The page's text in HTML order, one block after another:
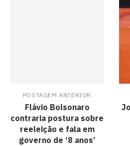
POSTAGEM ANTERIOR
Flávio Bolsonaro
contraria postura sobre
reeleição e fala em
governo de ‘8 anos’